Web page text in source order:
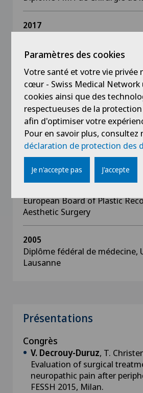
2017
Diplôme FMH de Chirurgie
reconstructive et esthétique
2013
Thèse de Doctorat en
Lausanne: «Investigations of a
gel to temporarily occlude
femoro-distal bypass surgery»
European Board of Plastic
Aesthetic Surgery
2005
Diplôme fédéral de médecine,
Lausanne
Présentations
Congrès
V. Decrouy-Duruz, T.
Evaluation of surgical
neuropathic pain after
FESSH 2015, Milan.
Paramètres des cookies
Votre santé et votre vie privée
cœur - Swiss Medical Network
cookies ainsi que des
respectueuses de la
afin d'optimiser votre
Pour en savoir plus, consultez
déclaration de protection des
Je n'accepte pas J'accepte